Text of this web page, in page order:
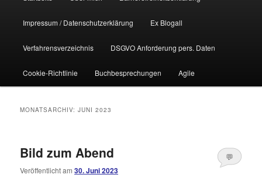
Impressum / Datenschutzerklärung Ex Blogall
Verfahrensverzeichnis DSGVO Anforderung pers. Daten
Cookie-Richtlinie Buchbesprechungen Agile
MONATSARCHIV:JUNI 2023
Bild zum Abend
Veröffentlicht am30. Juni 2023
💬